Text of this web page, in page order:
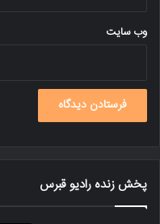
وب‌ سایت
پخش زنده رادیو قبرس